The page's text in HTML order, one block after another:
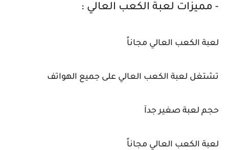
- مميزات لعبة الكعب العالي :
لعبة الكعب العالي مجاناً
تشتغل لعبة الكعب العالي على جميع الهواتف
حجم لعبة صغير جدآ
لعبة الكعب العالي مجاناً